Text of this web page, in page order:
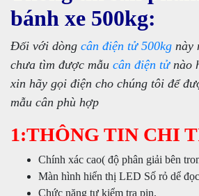
bánh xe 500kg:
Đối với dòng cân điện tử 500kg này
chưa tìm được mẫu cân điện tửnào
xin hãy gọi điện cho chúng tôi để
mẫu cân phù hợp
1:THÔNG TIN CHI
Chính xác cao( độ phân giải bên
Màn hình hiển thị LED Số rỏ dể
Chức năng tự kiểm tra pin.